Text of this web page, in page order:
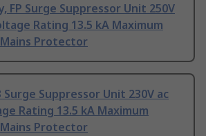
FP Surge Suppressor Unit 250V
Rating 13.5 kA Maximum
Protector
Surge Suppressor Unit 230V ac
Rating 13.5 kA Maximum
Protector